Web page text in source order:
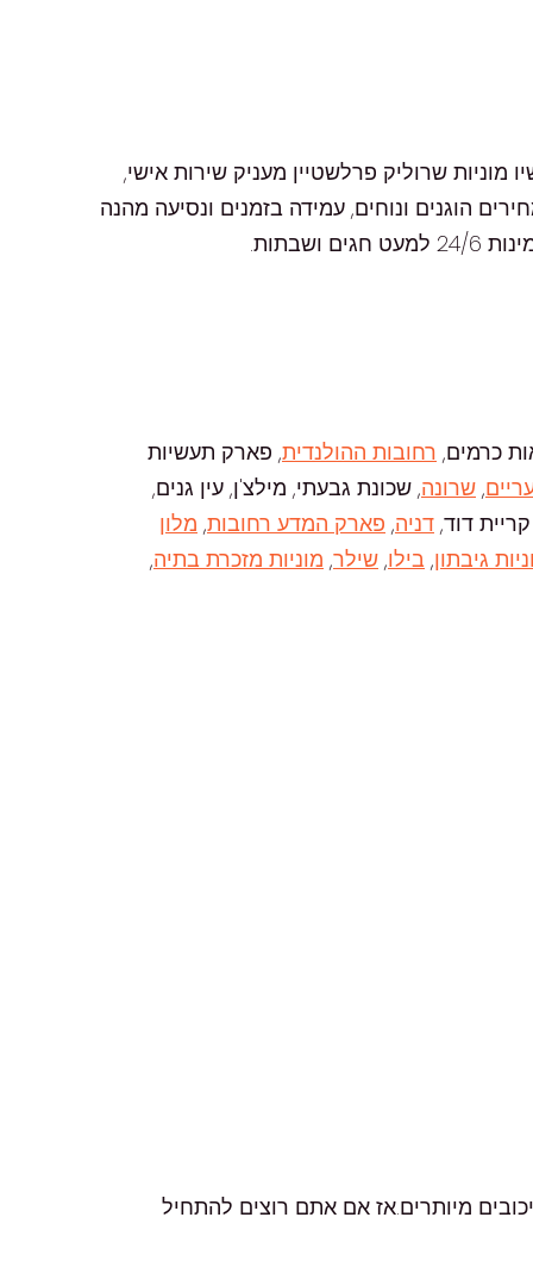
שרוליק פרלשטיין מעניק שירות אישי,
הוגנים ונוחים, עמידה בזמנים ונסיעה מהנה
כרמים, רחובות ההולנדית, פארק תעשיות
, שרונה, שכונת גבעתי, מילצ'ן, עין גנים,
דוד, דניה, פארק המדע רחובות, מלון
גיבתון, בילו, שילר, מוניות מזכרת בתיה,
מיותרים.אז אם אתם רוצים להתחיל